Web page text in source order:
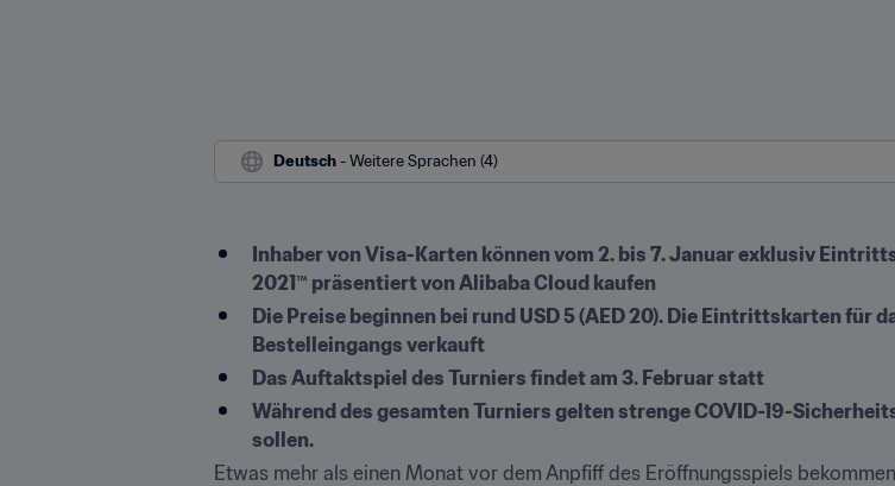
Deutsch - Weitere Sprachen (4)
Inhaber von Visa-Karten können vom 2. bis 7. Januar exklusiv
2021™ präsentiert von Alibaba Cloud kaufen
Die Preise beginnen bei rund USD 5 (AED 20). Die Eintrittskarten für
Bestelleingangs verkauft
Das Auftaktspiel des Turniers findet am 3. Februar statt
Während des gesamten Turniers gelten strenge COVID-19-
sollen.
Etwas mehr als einen Monat vor dem Anpfiff des Eröffnungsspiels